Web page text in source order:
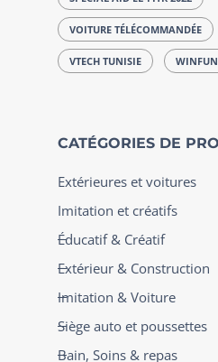
VOITURE TÉLÉCOMMANDÉE
VTECH TUNISIE
CATÉGORIES DE
Extérieures et voitures
Imitation et créatifs
Éducatif & Créatif
Extérieur & Construction
Imitation & Voiture
Siège auto et poussettes
Bain, Soins & repas